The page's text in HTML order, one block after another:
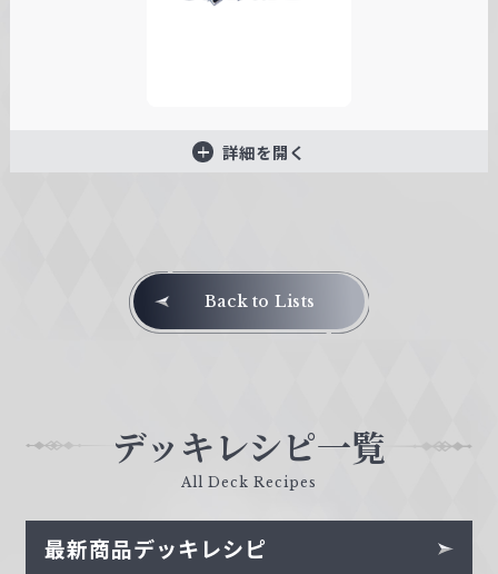
詳細を開く
Back to Lists
デッキレシピ一覧
All Deck Recipes
最新商品デッキレシピ